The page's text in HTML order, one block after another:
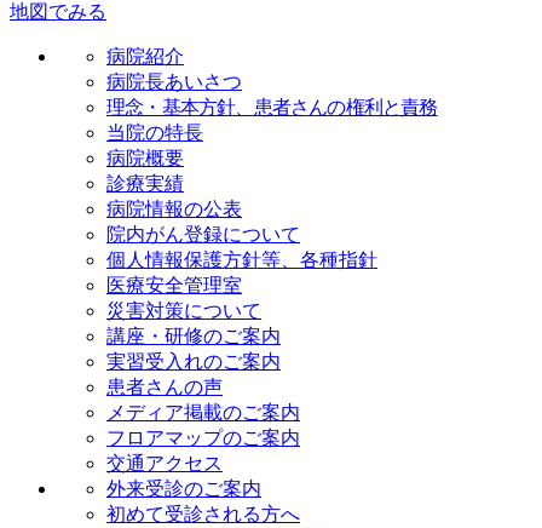
地図でみる
病院紹介
病院長あいさつ
理念・基本方針、患者さんの権利と責務
当院の特長
病院概要
診療実績
病院情報の公表
院内がん登録について
個人情報保護方針等、各種指針
医療安全管理室
災害対策について
講座・研修のご案内
実習受入れのご案内
患者さんの声
メディア掲載のご案内
フロアマップのご案内
交通アクセス
外来受診のご案内
初めて受診される方へ